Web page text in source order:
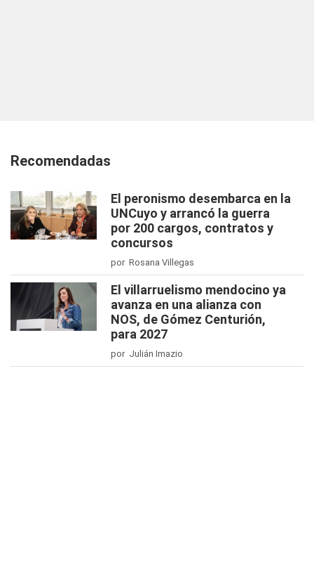
Recomendadas
El peronismo desembarca en la
UNCuyo y arrancó la guerra
por 200 cargos, contratos y
concursos
por Rosana Villegas
El villarruelismo mendocino ya
avanza en una alianza con
NOS, de Gómez Centurión,
para 2027
por Julián Imazio